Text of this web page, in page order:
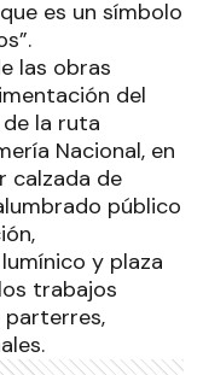
es un símbolo
las obras
del
la ruta
Nacional, en
calzada de
público
y plaza
trabajos